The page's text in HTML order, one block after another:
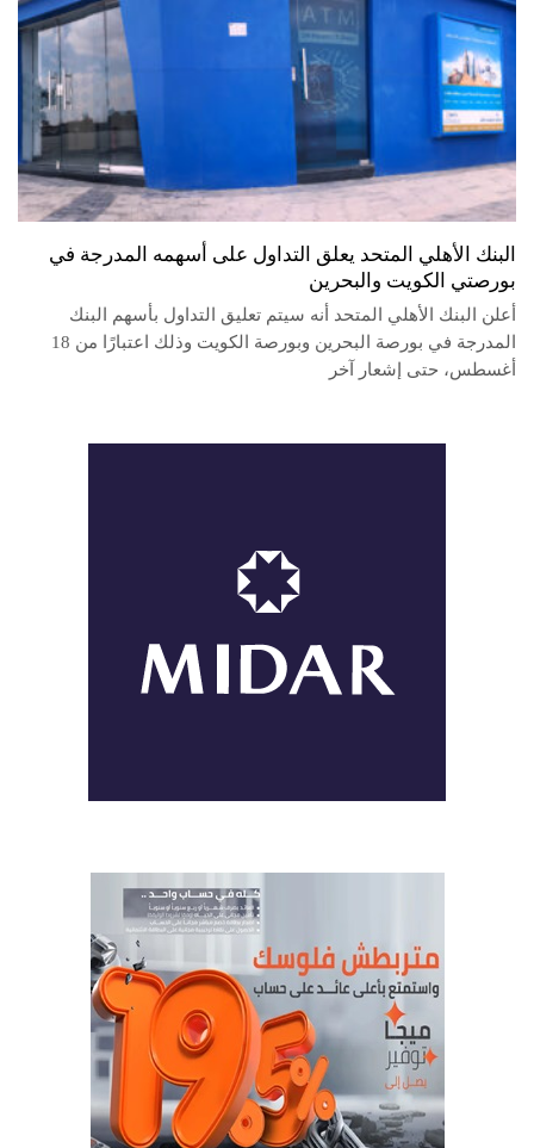
البنك الأهلي المتحد يعلق التداول على أسهمه المدرجة في
بورصتي الكويت والبحرين
أعلن البنك الأهلي المتحد أنه سيتم تعليق التداول بأسهم البنك
المدرجة في بورصة البحرين وبورصة الكويت وذلك اعتبارًا من 18
أغسطس، حتى إشعار آخر